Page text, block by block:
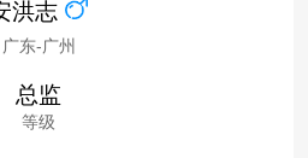
洪志
广东-广州
总监
等级